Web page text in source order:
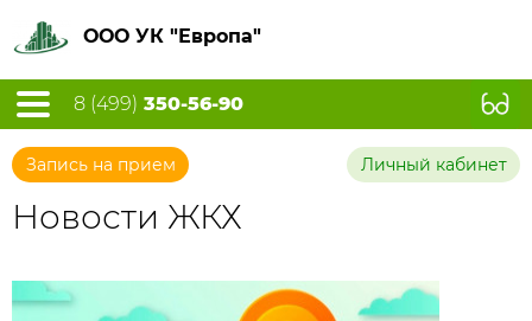
ООО УК "Европа"
8 (499) 350-56-90
Запись на прием Личный кабинет
Новости ЖКХ